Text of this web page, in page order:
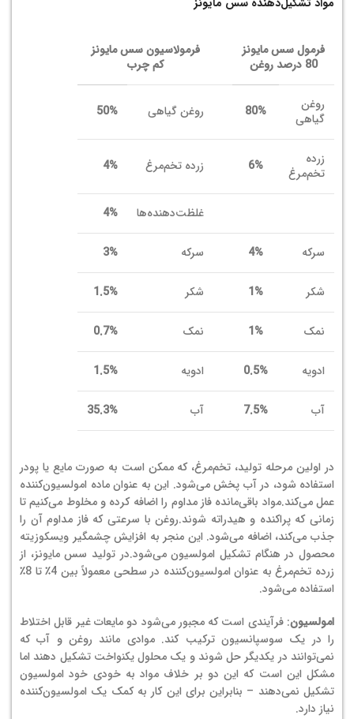
فرمول سس مایونز
80 درصد روغن
فرمولاسیون سس مایونز
کم چرب
روغن
گیاهی
80% روغن گیاهی 50%
زرده
تخم‌مرغ
6% زرده تخم‌مرغ 4%
غلظت‌دهنده‌ها 4%
سرکه 4% سرکه 3%
شکر 1% شکر 1.5%
نمک 1% نمک 0.7%
ادویه 0.5% ادویه 1.5%
آب 7.5% آب 35.3%
در اولین مرحله تولید، تخم‌مرغ، که ممکن است به صورت مایع یا پودر
استفاده شود، در آب پخش می‌شود. این به عنوان ماده امولسیون‌کننده
عمل می‌کند.مواد باقی‌مانده فاز مداوم را اضافه کرده و مخلوط می‌کنیم تا
زمانی که پراکنده و هیدراته شوند.روغن با سرعتی که فاز مداوم آن را
جذب می‌کند، اضافه می‌شود. این منجر به افزایش چشمگیر ویسکوزیته
محصول در هنگام تشکیل امولسیون می‌شود.در تولید سس مایونز، از
زرده تخم‌مرغ به عنوان امولسیون‌کننده در سطحی معمولاً بین 4٪ تا 8٪
استفاده می‌شود.
امولسیون: فرآیندی است که مجبور می‌شود دو مایعات غیر قابل اختلاط
را در یک سوسپانسیون ترکیب کند. موادی مانند روغن و آب که
نمی‌توانند در یکدیگر حل شوند و یک محلول یکنواخت تشکیل دهند اما
مشکل این است که این دو بر خلاف مواد به خودی خود امولسیون
تشکیل نمی‌دهند – بنابراین برای این کار به کمک یک امولسیون‌کننده
نیاز دارد.